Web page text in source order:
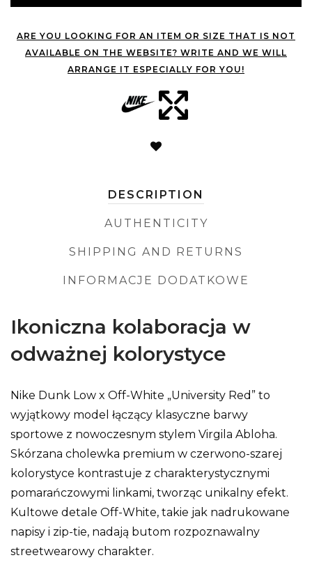
ARE YOU LOOKING FOR AN ITEM OR SIZE THAT IS NOT
AVAILABLE ON THE WEBSITE? WRITE AND WE WILL
ARRANGE IT ESPECIALLY FOR YOU!
DESCRIPTION
AUTHENTICITY
SHIPPING AND RETURNS
INFORMACJE DODATKOWE
Ikoniczna kolaboracja w
odważnej kolorystyce
Nike Dunk Low x Off-White „University Red” to
wyjątkowy model łączący klasyczne barwy
sportowe z nowoczesnym stylem Virgila Abloha.
Skórzana cholewka premium w czerwono-szarej
kolorystyce kontrastuje z charakterystycznymi
pomarańczowymi linkami, tworząc unikalny efekt.
Kultowe detale Off-White, takie jak nadrukowane
napisy i zip-tie, nadają butom rozpoznawalny
streetwearowy charakter.